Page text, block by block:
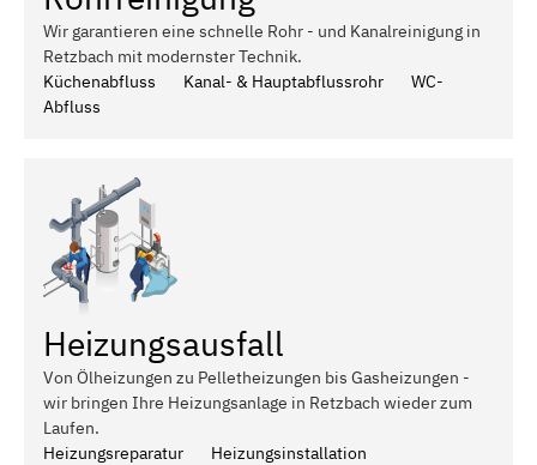
Wir garantieren eine schnelle Rohr - und Kanalreinigung in
Retzbach mit modernster Technik.
Küchenabfluss
Kanal- & Hauptabflussrohr
WC-
Abfluss
Heizungsausfall
Von Ölheizungen zu Pelletheizungen bis Gasheizungen -
wir bringen Ihre Heizungsanlage in Retzbach wieder zum
Laufen.
Heizungsreparatur
Heizungsinstallation